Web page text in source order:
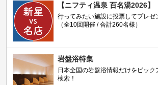
【ニフティ温泉 百名湯2026】
行ってみたい施設に投票してプレゼ
（全10回開催 / 合計260名様）
岩盤浴特集
日本全国の岩盤浴情報だけをピック
検索！